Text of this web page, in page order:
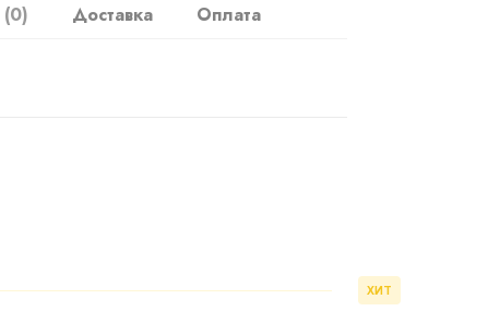
(0) Доставка Оплата
ХИТ